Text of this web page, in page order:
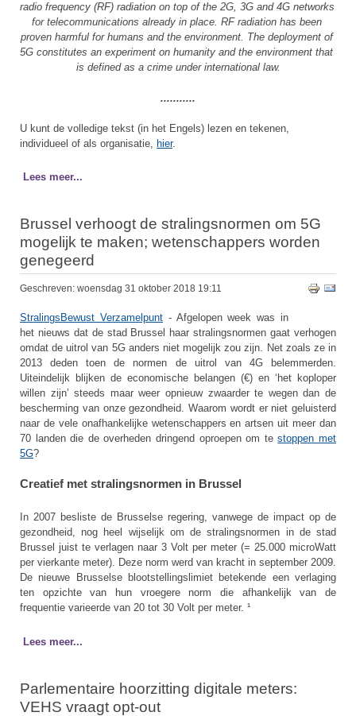
radio frequency (RF) radiation on top of the 2G, 3G and 4G networks
for telecommunications already in place. RF radiation has been
proven harmful for humans and the environment. The deployment of
5G constitutes an experiment on humanity and the environment that
is defined as a crime under international law.
...........
U kunt de volledige tekst (in het Engels) lezen en tekenen,
individueel of als organisatie,
hier.
Lees meer...
Brussel verhoogt de stralingsnormen om 5G
mogelijk te maken; wetenschappers worden
genegeerd
Geschreven: woensdag 31 oktober 2018 19:11
StralingsBewust Verzamelpunt- Afgelopen week was in
het nieuws dat de stad Brussel haar stralingsnormen gaat verhogen
omdat de uitrol van 5G anders niet mogelijk zou zijn. Net zoals ze in
2013 deden toen de normen de uitrol van 4G belemmerden.
Uiteindelijk blijken de economische belangen (€) en ‘het koploper
willen zijn’ steeds maar weer opnieuw zwaarder te wegen dan de
bescherming van onze gezondheid. Waarom wordt er niet geluisterd
naar de vele onafhankelijke wetenschappers en artsen uit meer dan
70 landen die de overheden dringend oproepen om testoppen met
5G?
Creatief met stralingsnormen in Brussel
In 2007 besliste de Brusselse regering, vanwege de impact op de
gezondheid, nog heel wijselijk om de stralingsnormen in de stad
Brussel juist te verlagen naar 3 Volt per meter (= 25.000 microWatt
per vierkante meter). Deze norm werd van kracht in september 2009.
De nieuwe Brusselse blootstellingslimiet betekende een verlaging
ten opzichte van hun vroegere norm die afhankelijk van de
frequentie varieerde van 20 tot 30 Volt per meter. ¹
Lees meer...
Parlementaire hoorzitting digitale meters:
VEHS vraagt opt-out